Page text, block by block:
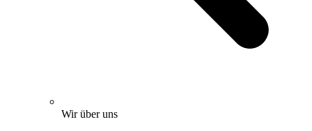
Wir über uns